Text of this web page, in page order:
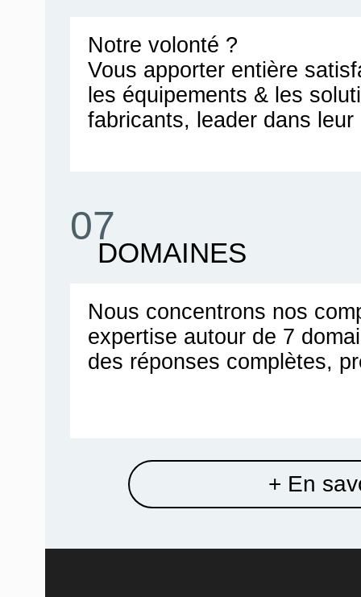
07
DOMAINES
Notre volonté ?
Vous apporter entière
les équipements & les
fabricants, leader dans leur
Nous concentrons nos
expertise autour de 7
des réponses complètes,
+ En